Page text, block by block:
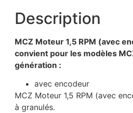
Description
MCZ Moteur 1,5 RPM (avec
convient pour les modèles
génération :
avec encodeur
MCZ Moteur 1,5 RPM (avec
à granulés.